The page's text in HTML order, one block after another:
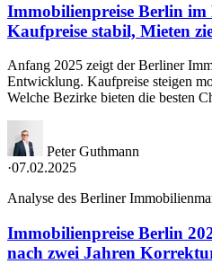
Immobilienpreise Berlin im
Kaufpreise stabil, Mieten
Anfang 2025 zeigt der Berliner
Entwicklung. Kaufpreise steigen
Welche Bezirke bieten die besten
Peter Guthmann
·07.02.2025
Analyse des Berliner
Immobilienpreise Berlin
nach zwei Jahren